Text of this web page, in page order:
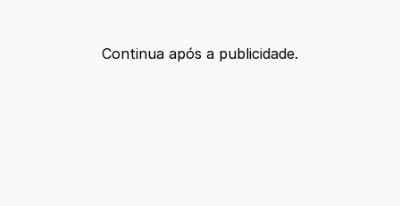
Continua após a publicidade.